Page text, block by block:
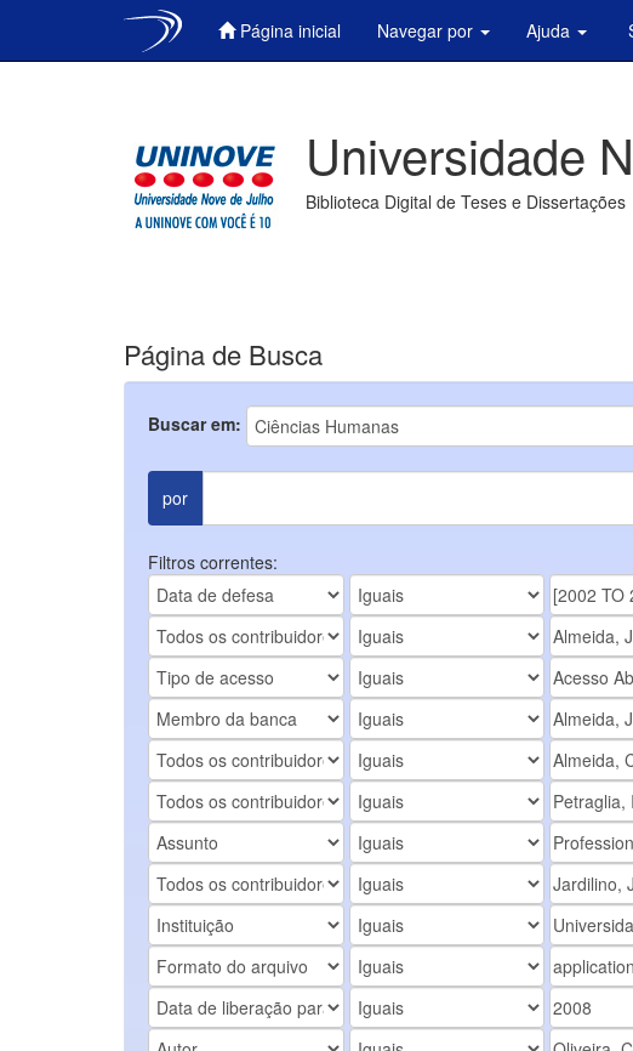
Página inicial Navegar por Ajuda
Universidade
Biblioteca Digital de Teses e Dissertações
Página de Busca
Buscar em:
por
Filtros correntes: